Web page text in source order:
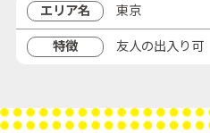
エリア名
東京
特徴
友人の出入り可